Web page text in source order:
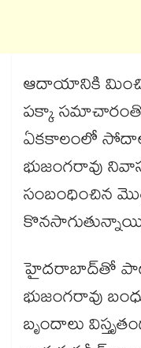
ఆదాయానికి మించిన
పక్కా
ఏకకాలంలో సోదాలు
భుజంగరావు
సంబంధించిన
హైదరాబాద్‌తో
భుజంగరావు
బృందాలు